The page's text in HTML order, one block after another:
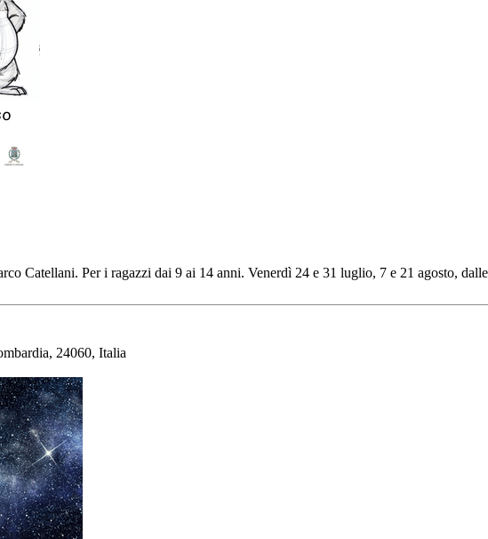
Catellani. Per i ragazzi dai 9 ai 14 anni. Venerdì 24 e 31 luglio, 7 e 21 agosto,
24060, Italia